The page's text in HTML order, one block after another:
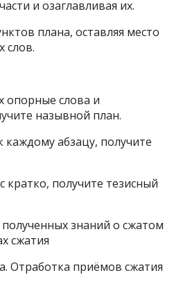
и озаглавливая их.
плана, оставляя место
слов.
опорные слова и
назывной план.
каждому абзацу, получите
кратко, получите тезисный
знаний о сжатом
сжатия
Отработка приёмов сжатия